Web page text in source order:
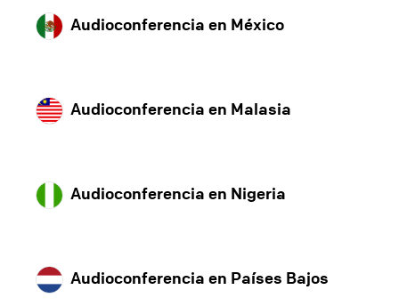
Audioconferencia en México
Audioconferencia en Malasia
Audioconferencia en Nigeria
Audioconferencia en Países Bajos